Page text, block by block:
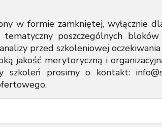
w formie zamkniętej, wyłącznie
poszczególnych
przed szkoleniowej
jakość merytoryczną i
szkoleń prosimy o kontakt: